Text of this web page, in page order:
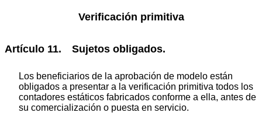
Verificación primitiva
Artículo 11. Sujetos obligados.
Los beneficiarios de la aprobación de modelo están
obligados a presentar a la verificación primitiva todos los
contadores estáticos fabricados conforme a ella, antes de
su comercialización o puesta en servicio.